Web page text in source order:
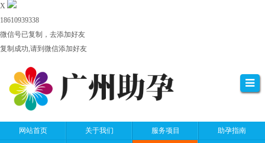
X
18610939338
微信号已复制，去添加好友
复制成功,请到微信添加好友
网站首页 关于我们 服务项目 助孕指南